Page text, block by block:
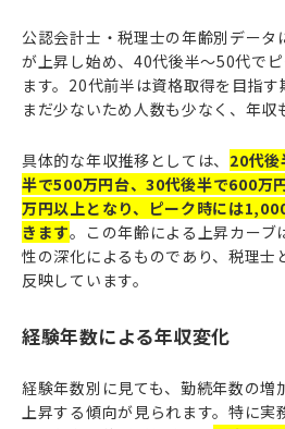
公認会計士・税理士の年齢別デー
が上昇し始め、40代後半〜50代で
ます。20代前半は資格取得を目指
まだ少ないため人数も少なく、年収
具体的な年収推移としては、 20代
半で500万円台、30代後半で600万
万円以上となり、ピーク時には
きます。この年齢による上昇カーブ
性の深化によるものであり、税理士
反映しています。
経験年数による年収変化
経験年数別に見ても、勤続年数の増
上昇する傾向が見られます。特に実